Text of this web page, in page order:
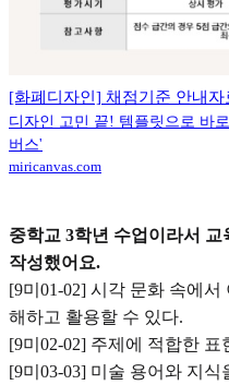
[화폐디자인] 채점기준 안내자
디자인 고민 끝! 템플릿으로 바
버스'
miricanvas.com
중학교 3학년 수업이라서
작성했어요.
[9미01-02] 시각 문화 속에서
해하고 활용할 수 있다.
[9미02-02] 주제에 적합한
[9미03-03] 미술 용어와 지식